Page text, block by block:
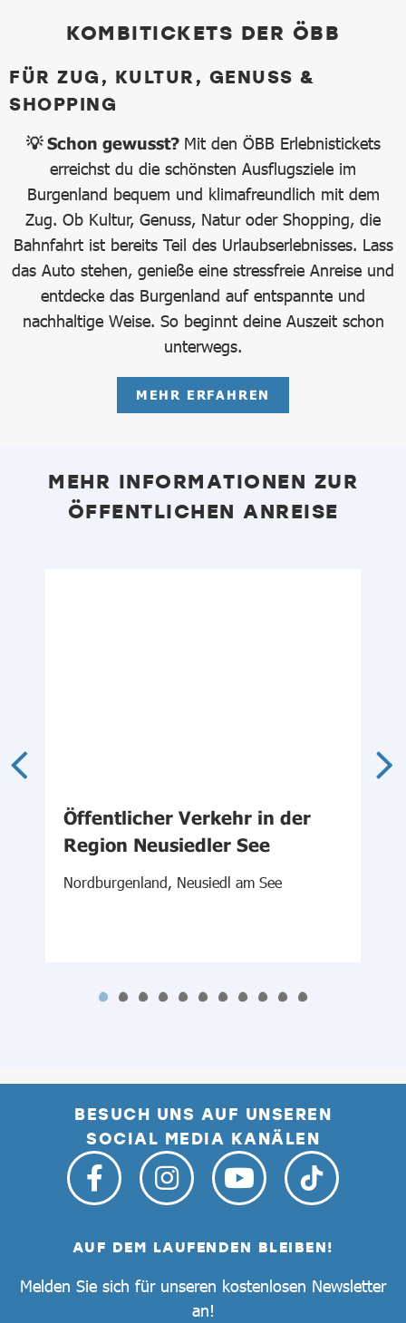
KOMBITICKETS DER ÖBB
FÜR ZUG, KULTUR, GENUSS &
SHOPPING
💡 Schon gewusst? Mit den ÖBB Erlebnistickets
erreichst du die schönsten Ausflugsziele im
Burgenland bequem und klimafreundlich mit dem
Zug. Ob Kultur, Genuss, Natur oder Shopping, die
Bahnfahrt ist bereits Teil des Urlaubserlebnisses. Lass
das Auto stehen, genieße eine stressfreie Anreise und
entdecke das Burgenland auf entspannte und
nachhaltige Weise. So beginnt deine Auszeit schon
unterwegs.
MEHR ERFAHREN
MEHR INFORMATIONEN ZUR
ÖFFENTLICHEN ANREISE
Öffentlicher Verkehr in der
Region Neusiedler See
Nordburgenland, Neusiedl am See
BESUCH UNS AUF UNSEREN
SOCIAL MEDIA KANÄLEN
AUF DEM LAUFENDEN BLEIBEN!
Melden Sie sich für unseren kostenlosen Newsletter
an!